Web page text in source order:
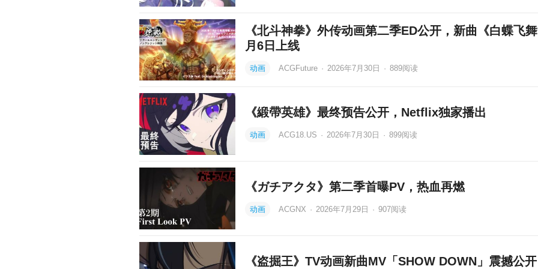
《北斗神拳》外传动画第二季ED公开，新曲《白蝶飞
月6日上线
动画 ACGFuture · 2026年7月30日 · 889阅读
《緞帶英雄》最终预告公开，Netflix独家播出
动画 ACG18.US · 2026年7月30日 · 899阅读
《ガチアクタ》第二季首曝PV，热血再燃
动画 ACGNX · 2026年7月29日 · 907阅读
《盗掘王》TV动画新曲MV「SHOW DOWN」震撼公开